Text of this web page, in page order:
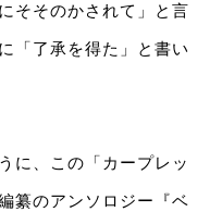
そそのかされて」と言
「了承を得た」と書い
に、この「カープレッ
纂のアンソロジー『ベ